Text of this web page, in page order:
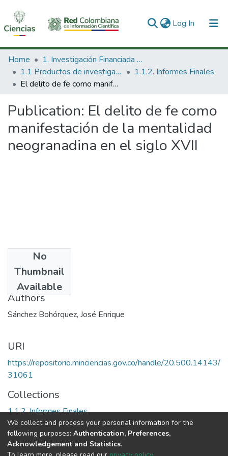
Log In (current)
Communities & Collections
All of DSpace
Home
1. Investigación Financiada con Recursos Públicos
1.1 Productos de investigación
1.1.2. Informes Finales
El delito de fe como manifestación de la mentalidad neogranadina en el siglo XVII
Publication: El delito de fe como
manifestación de la mentalidad
neogranadina en el siglo XVII
No
Thumbnail
Available
1998
Authors
Sánchez Bohórquez, José Enrique
URI
https://repositorio.minciencias.gov.co/handle/20.500.14143/
31061
Collections
1.1.2. Informes Finales
Full item page
We collect and process your personal information for the
following purposes: Authentication, Preferences,
Acknowledgement and Statistics.